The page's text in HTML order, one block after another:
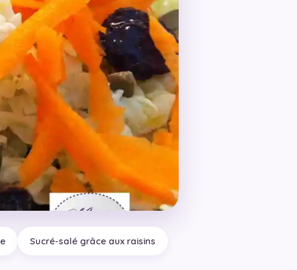
Sucré-salé grâce aux raisins